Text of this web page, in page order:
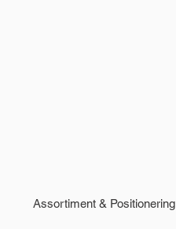
Assortiment & Positionering